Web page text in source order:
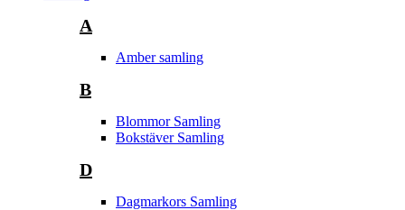
A
Amber samling
B
Blommor Samling
Bokstäver Samling
D
Dagmarkors Samling